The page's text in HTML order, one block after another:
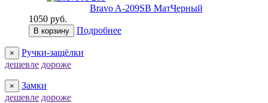
Bravo A-209SB МатЧерный
1050 руб.
В корзину Подробнее
×
Ручки-защёлки
дешевле дороже
×
Замки
дешевле дороже